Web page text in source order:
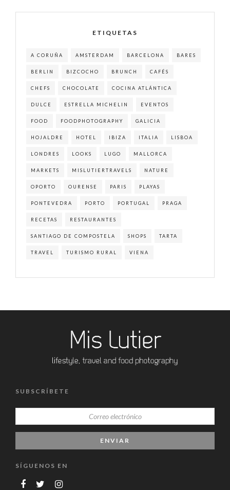
ETIQUETAS
A CORUÑA AMSTERDAM BARCELONA BARES
BERLIN BIZCOCHO BRUNCH CAFÉS
CHEFS CHOCOLATE COCINA ATLÁNTICA
DULCE ESTRELLA MICHELIN EVENTOS
FOOD FOODPHOTOGRAPHY GALICIA
HOJALDRE HOTEL IBIZA ITALIA LISBOA
LONDRES LOOKS LUGO MALLORCA
MARKETS MISLUTIERTRAVELS NATURE
OPORTO OURENSE PARIS PLAYAS
PONTEVEDRA PORTO PORTUGAL PRAGA
RECETAS RESTAURANTES
SANTIAGO DE COMPOSTELA SHOPS TARTA
TRAVEL TURISMO RURAL VIENA
SUBSCRÍBETE
SÍGUENOS EN